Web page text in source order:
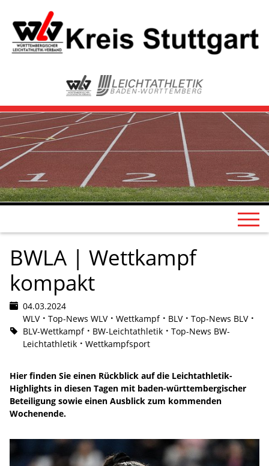
BWLA | Wettkampf
kompakt
04.03.2024
WLV
Top-News WLV Wettkampf BLV
Top-News BLV
BLV-Wettkampf
BW-Leichtathletik
Top-News BW-
Leichtathletik
Wettkampfsport
Hier finden Sie einen Rückblick auf die Leichtathletik-
Highlights in diesen Tagen mit baden-württembergischer
Beteiligung sowie einen Ausblick zum kommenden
Wochenende.